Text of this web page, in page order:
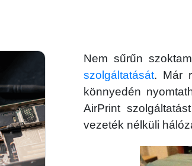
Nem sűrűn
szolgáltatását. Már
könnyedén
AirPrint
vezeték nélküli